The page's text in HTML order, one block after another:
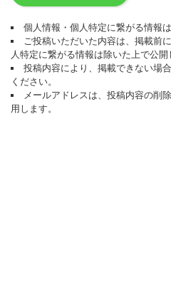
個人情報・個人特定に繋がる情報
ご投稿いただいた内容は、掲載前
人特定に繋がる情報は除いた上で公開
投稿内容により、掲載できない場
ください。
メールアドレスは、投稿内容の削
用します。